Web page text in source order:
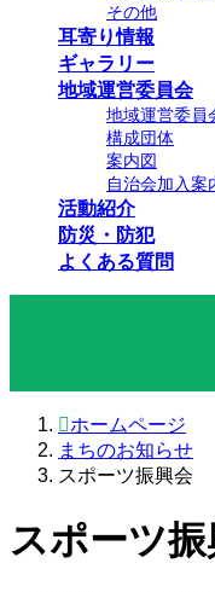
その他
耳寄り情報
ギャラリー
地域運営委員会
地域運営委員
構成団体
案内図
自治会加入案
活動紹介
防災・防犯
よくある質問
ホームページ
まちのお知らせ
スポーツ振興会
スポーツ